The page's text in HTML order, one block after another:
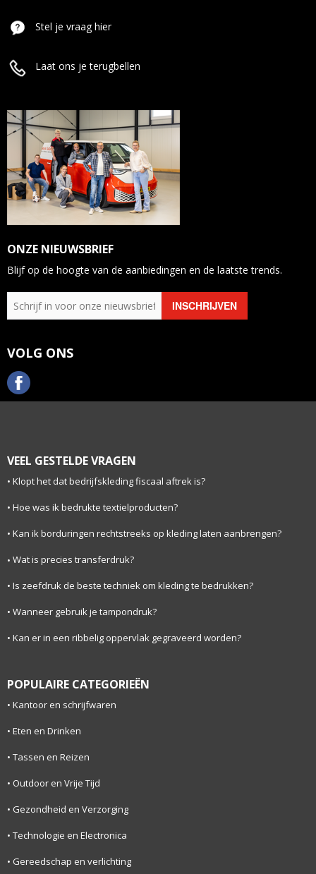
Stel je vraag hier
Laat ons je terugbellen
ONZE NIEUWSBRIEF
Blijf op de hoogte van de aanbiedingen en de laatste trends.
VOLG ONS
VEEL GESTELDE VRAGEN
Klopt het dat bedrijfskleding fiscaal aftrek is?
Hoe was ik bedrukte textielproducten?
Kan ik borduringen rechtstreeks op kleding laten aanbrengen?
Wat is precies transferdruk?
Is zeefdruk de beste techniek om kleding te bedrukken?
Wanneer gebruik je tampondruk?
Kan er in een ribbelig oppervlak gegraveerd worden?
POPULAIRE CATEGORIEËN
Kantoor en schrijfwaren
Eten en Drinken
Tassen en Reizen
Outdoor en Vrije Tijd
Gezondheid en Verzorging
Technologie en Electronica
Gereedschap en verlichting